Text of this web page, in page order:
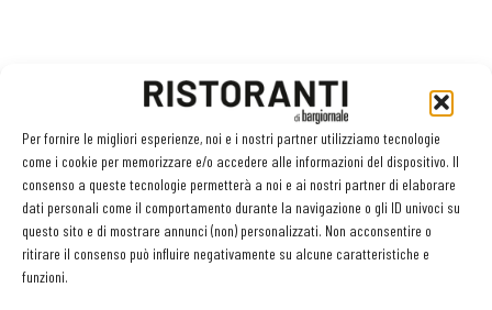
Per fornire le migliori esperienze, noi e i nostri partner utilizziamo tecnologie
come i cookie per memorizzare e/o accedere alle informazioni del dispositivo. Il
consenso a queste tecnologie permetterà a noi e ai nostri partner di elaborare
dati personali come il comportamento durante la navigazione o gli ID univoci su
questo sito e di mostrare annunci (non) personalizzati. Non acconsentire o
ritirare il consenso può influire negativamente su alcune caratteristiche e
funzioni.